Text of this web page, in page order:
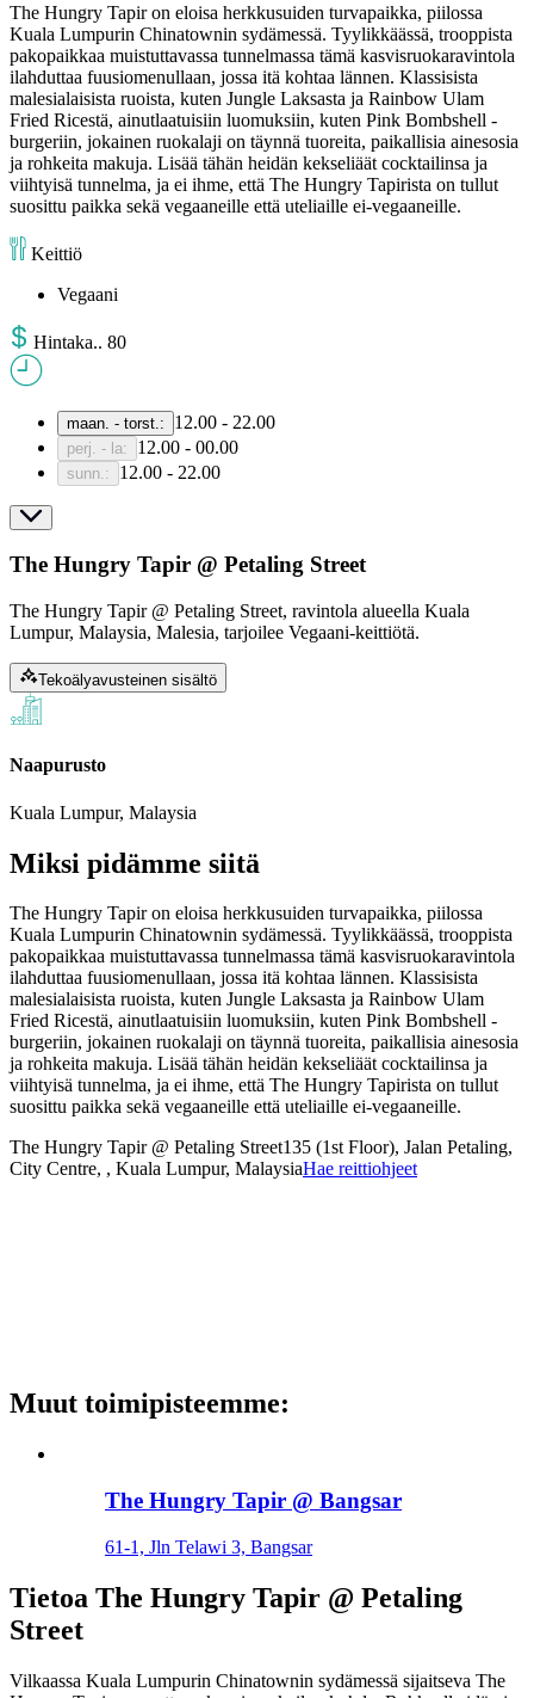
The Hungry Tapir on eloisa herkkusuiden turvapaikka, piilossa
Kuala Lumpurin Chinatownin sydämessä. Tyylikkäässä, trooppista
pakopaikkaa muistuttavassa tunnelmassa tämä kasvisruokaravintola
ilahduttaa fuusiomenullaan, jossa itä kohtaa lännen. Klassisista
malesialaisista ruoista, kuten Jungle Laksasta ja Rainbow Ulam
Fried Ricestä, ainutlaatuisiin luomuksiin, kuten Pink Bombshell -
burgeriin, jokainen ruokalaji on täynnä tuoreita, paikallisia ainesosia
ja rohkeita makuja. Lisää tähän heidän kekseliäät cocktailinsa ja
viihtyisä tunnelma, ja ei ihme, että The Hungry Tapirista on tullut
suosittu paikka sekä vegaaneille että uteliaille ei-vegaaneille.
Keittiö
Vegaani
Hintaka.. 80
maan. - torst. : 12.00 - 22.00
perj. - la: 12.00 - 00.00
sunn. : 12.00 - 22.00
The Hungry Tapir @ Petaling Street
The Hungry Tapir @ Petaling Street, ravintola alueella Kuala
Lumpur, Malaysia, Malesia, tarjoilee Vegaani-keittiötä.
Tekoälyavusteinen sisältö
Naapurusto
Kuala Lumpur, Malaysia
Miksi pidämme siitä
The Hungry Tapir on eloisa herkkusuiden turvapaikka, piilossa
Kuala Lumpurin Chinatownin sydämessä. Tyylikkäässä, trooppista
pakopaikkaa muistuttavassa tunnelmassa tämä kasvisruokaravintola
ilahduttaa fuusiomenullaan, jossa itä kohtaa lännen. Klassisista
malesialaisista ruoista, kuten Jungle Laksasta ja Rainbow Ulam
Fried Ricestä, ainutlaatuisiin luomuksiin, kuten Pink Bombshell -
burgeriin, jokainen ruokalaji on täynnä tuoreita, paikallisia ainesosia
ja rohkeita makuja. Lisää tähän heidän kekseliäät cocktailinsa ja
viihtyisä tunnelma, ja ei ihme, että The Hungry Tapirista on tullut
suosittu paikka sekä vegaaneille että uteliaille ei-vegaaneille.
The Hungry Tapir @ Petaling Street135 (1st Floor), Jalan Petaling,
City Centre, , Kuala Lumpur, MalaysiaHae reittiohjeet
Muut toimipisteemme:
The Hungry Tapir @ Bangsar
61-1, Jln Telawi 3, Bangsar
Tietoa The Hungry Tapir @ Petaling
Street
Vilkaassa Kuala Lumpurin Chinatownin sydämessä sijaitseva The